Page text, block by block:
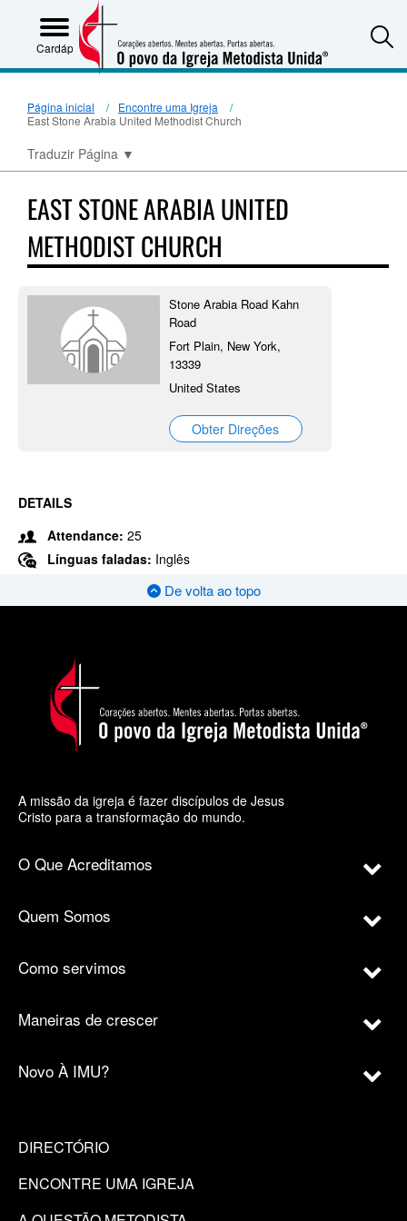
Cardápio
Página inicial
Encontre uma Igreja
East Stone Arabia United Methodist Church
Traduzir Página ▼
EAST STONE ARABIA UNITED
METHODIST CHURCH
Stone Arabia Road Kahn
Road
Fort Plain, New York,
13339
United States
Obter Direções
DETAILS
Attendance: 25
Línguas faladas: Inglês
De volta ao topo
A missão da igreja é fazer discípulos de Jesus
Cristo para a transformação do mundo.
O Que Acreditamos
Quem Somos
Como servimos
Maneiras de crescer
Novo À IMU?
DIRECTÓRIO
ENCONTRE UMA IGREJA